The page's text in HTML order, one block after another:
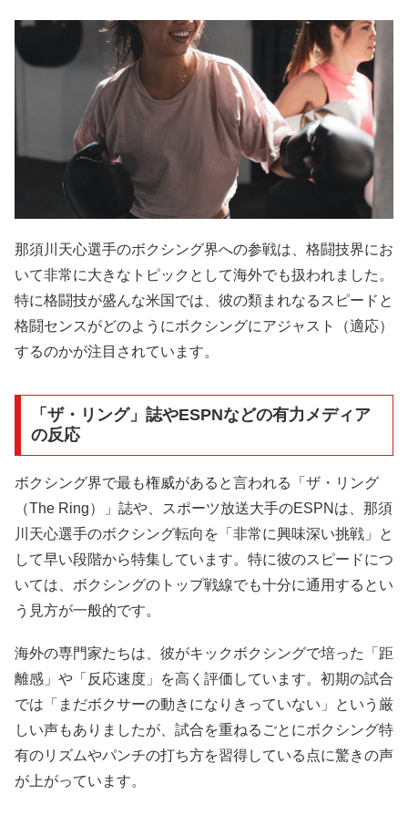
那須川天心選手のボクシング界への参戦は、格闘技界にお
いて非常に大きなトピックとして海外でも扱われました。
特に格闘技が盛んな米国では、彼の類まれなるスピードと
格闘センスがどのようにボクシングにアジャスト（適応）
するのかが注目されています。
「ザ・リング」誌やESPNなどの有力メディア
の反応
ボクシング界で最も権威があると言われる「ザ・リング
（The Ring）」誌や、スポーツ放送大手のESPNは、那須
川天心選手のボクシング転向を「非常に興味深い挑戦」と
して早い段階から特集しています。特に彼のスピードにつ
いては、ボクシングのトップ戦線でも十分に通用するとい
う見方が一般的です。
海外の専門家たちは、彼がキックボクシングで培った「距
離感」や「反応速度」を高く評価しています。初期の試合
では「まだボクサーの動きになりきっていない」という厳
しい声もありましたが、試合を重ねるごとにボクシング特
有のリズムやパンチの打ち方を習得している点に驚きの声
が上がっています。